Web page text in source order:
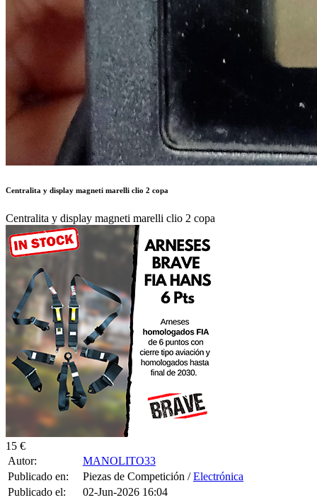
Centralita y display magneti marelli clio 2 copa
Centralita y display magneti marelli clio 2 copa
15 €
Autor:
MANOLITO33
Publicado en:
Piezas de Competición /Electrónica
Publicado el:
02-Jun-2026 16:04